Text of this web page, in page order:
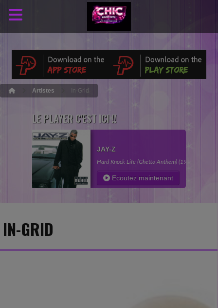
Artistes In-Grid
LE PLAYER C'EST ICI !!
JAY-Z
Hard Knock Life (Ghetto Anthem) (1998)
Ecoutez maintenant
IN-GRID